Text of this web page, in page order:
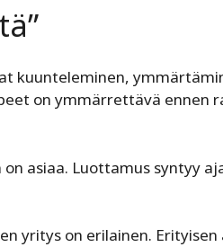
kuunteleminen,
on ymmärrettävä ennen
asiaa. Luottamus syntyy
yritys on erilainen. Erityisen